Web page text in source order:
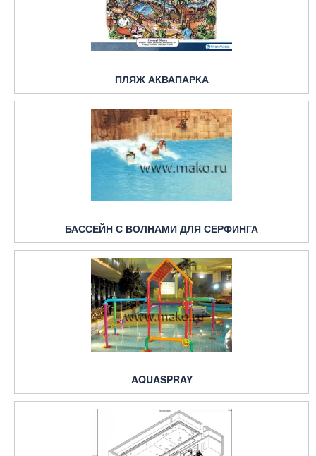
ПЛЯЖ АКВАПАРКА
БАССЕЙН С ВОЛНАМИ ДЛЯ СЕРФИНГА
AQUASPRAY